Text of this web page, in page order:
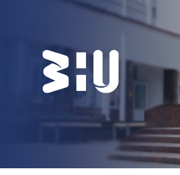
БІБЛІОТЕКА
НОВИНИ